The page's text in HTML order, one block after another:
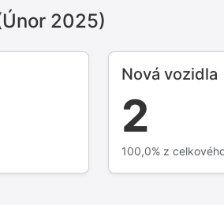
2025)
Nová vozidla
2
100,0% z